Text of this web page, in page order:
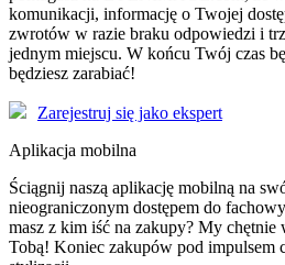
komunikacji, informację o Twojej
zwrotów w razie braku odpowiedzi i
jednym miejscu. W końcu Twój czas
będziesz zarabiać!
Zarejestruj się jako ekspert
Aplikacja mobilna
Ściągnij naszą aplikację mobilną na
nieograniczonym dostępem do
masz z kim iść na zakupy? My chętnie
Tobą! Koniec zakupów pod impulsem